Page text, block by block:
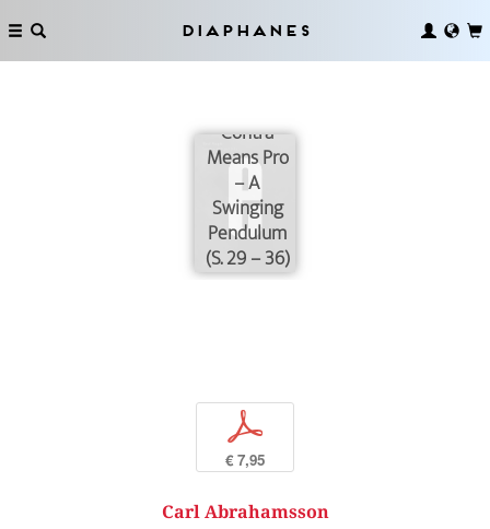
Diaphanes
Contra
Means Pro
– A
Swinging
Pendulum
(S. 29 – 36)
p
€ 7,95
Carl Abrahamsson